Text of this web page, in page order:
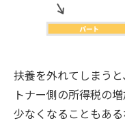
扶養を外れてしまう
トナー側の所得税の
少なくなることもあ